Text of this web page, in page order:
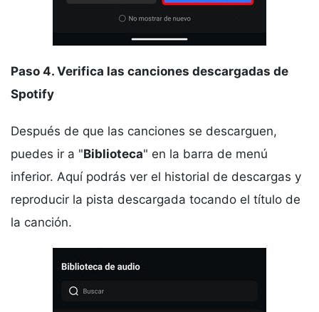
Paso 4. Verifica las canciones descargadas de
Spotify
Después de que las canciones se descarguen,
puedes ir a "Biblioteca" en la barra de menú
inferior. Aquí podrás ver el historial de descargas y
reproducir la pista descargada tocando el título de
la canción.